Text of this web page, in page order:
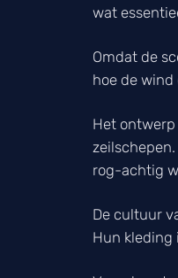
wat
Omdat de
hoe de wind
Het
rog-achtig
De cultuur
Hun kleding